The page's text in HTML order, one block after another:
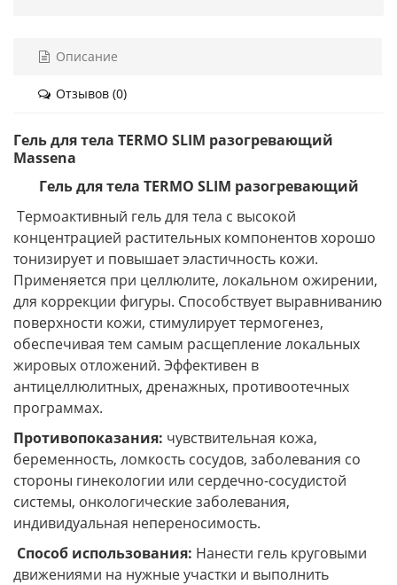
Описание
Отзывов (0)
Гель для тела TERMO SLIM разогревающий
Massena
Гель для тела TERMO SLIM разогревающий
Термоактивный гель для тела с высокой
концентрацией растительных компонентов хорошо
тонизирует и повышает эластичность кожи.
Применяется при целлюлите, локальном ожирении,
для коррекции фигуры. Способствует выравниванию
поверхности кожи, стимулирует термогенез,
обеспечивая тем самым расщепление локальных
жировых отложений. Эффективен в
антицеллюлитных, дренажных, противоотечных
программах.
Противопоказания: чувствительная кожа,
беременность, ломкость сосудов, заболевания со
стороны гинекологии или сердечно-сосудистой
системы, онкологические заболевания,
индивидуальная непереносимость.
Способ использования: Нанести гель круговыми
движениями на нужные участки и выполнить